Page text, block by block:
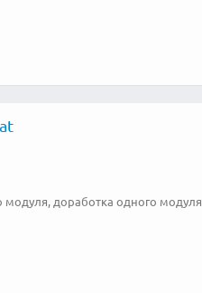
модуля, доработка одного модуля